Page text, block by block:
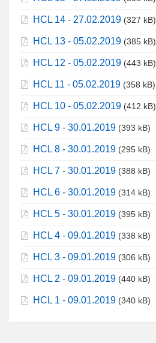
HCL 14 - 27.02.2019 (327 kB)
HCL 13 - 05.02.2019 (385 kB)
HCL 12 - 05.02.2019 (443 kB)
HCL 11 - 05.02.2019 (358 kB)
HCL 10 - 05.02.2019 (412 kB)
HCL 9 - 30.01.2019 (393 kB)
HCL 8 - 30.01.2019 (295 kB)
HCL 7 - 30.01.2019 (388 kB)
HCL 6 - 30.01.2019 (314 kB)
HCL 5 - 30.01.2019 (395 kB)
HCL 4 - 09.01.2019 (338 kB)
HCL 3 - 09.01.2019 (306 kB)
HCL 2 - 09.01.2019 (440 kB)
HCL 1 - 09.01.2019 (340 kB)